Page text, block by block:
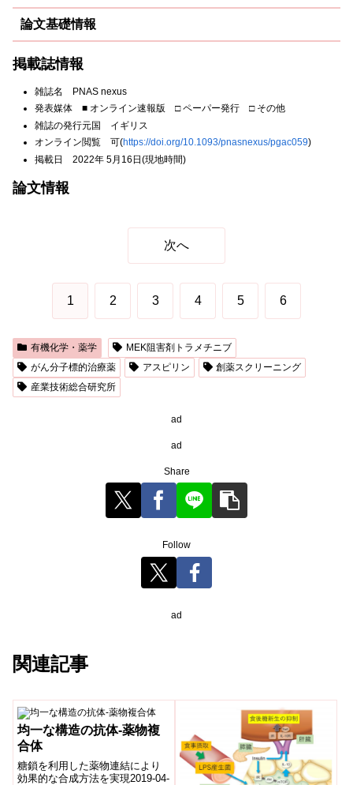
論文基礎情報
掲載誌情報
雑誌名 PNAS nexus
発表媒体 ■ オンライン速報版 □ ペーパー発行 □ その他
雑誌の発行元国 イギリス
オンライン閲覧 可(https://doi.org/10.1093/pnasnexus/pgac059)
掲載日 2022年 5月16日(現地時間)
論文情報
次へ
1 2 3 4 5 6
有機化学・薬学
MEK阻害剤トラメチニブ
がん分子標的治療薬
アスピリン
創薬スクリーニング
産業技術総合研究所
ad
ad
Share
Follow
ad
関連記事
均一な構造の抗体-薬物複
合体
糖鎖を利用した薬物連結により
効果的な合成方法を実現2019-04-